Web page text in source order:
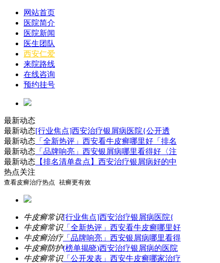
网站首页
医院简介
医院新闻
医生团队
西安仁爱
来院路线
在线咨询
预约挂号
最新动态
最新动态[行业焦点]西安治疗银屑病医院{公开透
最新动态 「全新热评」西安看牛皮癣哪里好「排名
最新动态 「品牌响亮」西安银屑病哪里看得好〈注
最新动态 【排名清单盘点】西安治疗银屑病好的中
热点关注
查看皮癣治疗热点 祛癣更有效
牛皮癣常识[行业焦点]西安治疗银屑病医院{
牛皮癣常识「全新热评」西安看牛皮癣哪里好
牛皮癣治疗「品牌响亮」西安银屑病哪里看得
牛皮癣防护(榜单揭晓)西安治疗银屑病的医院
牛皮癣常识「公开发表」西安牛皮癣哪家治疗